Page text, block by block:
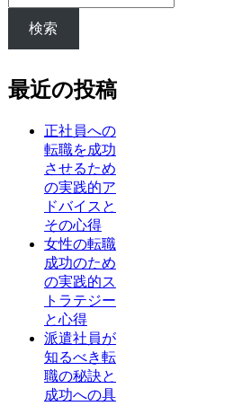
検索
最近の投稿
正社員への
転職を成功
させるため
の実践的ア
ドバイスと
その心得
女性の転職
成功のため
の実践的ス
トラテジー
と心得
派遣社員が
知るべき転
職の秘訣と
成功への具